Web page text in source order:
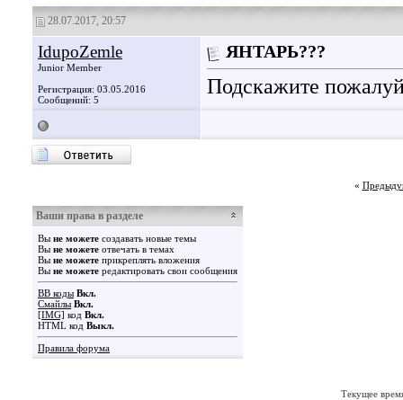
28.07.2017, 20:57
IdupoZemle
Junior Member
Регистрация: 03.05.2016
Сообщений: 5
ЯНТАРЬ???
Подскажите
«
Ваши права в разделе
Вы не можете создавать новые темы
Вы не можете отвечать в темах
Вы не можете прикреплять вложения
Вы не можете редактировать свои сообщения
BB коды Вкл.
Смайлы Вкл.
[IMG] код Вкл.
HTML код Выкл.
Правила форума
Текущее